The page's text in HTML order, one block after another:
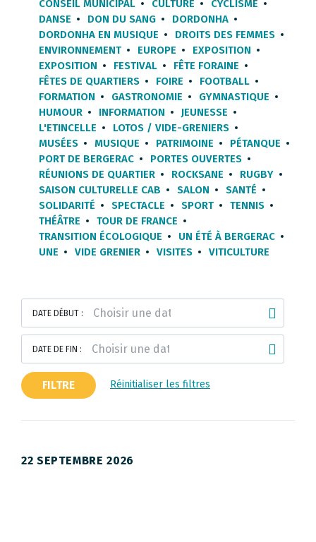
CONSEIL MUNICIPAL
CULTURE
CYCLISME
DANSE
DON DU SANG
DORDONHA
DORDONHA EN MUSIQUE
DROITS DES FEMMES
ENVIRONNEMENT
EUROPE
EXPOSITION
EXPOSITION
FESTIVAL
FÊTE FORAINE
FÊTES DE QUARTIERS
FOIRE
FOOTBALL
FORMATION
GASTRONOMIE
GYMNASTIQUE
HUMOUR
INFORMATION
JEUNESSE
L'ETINCELLE
LOTOS / VIDE-GRENIERS
MUSÉES
MUSIQUE PATRIMOINE
PÉTANQUE
PORT DE BERGERAC
PORTES OUVERTES
RÉUNIONS DE QUARTIER
ROCKSANE
RUGBY
SAISON CULTURELLE CAB
SALON
SANTÉ
SOLIDARITÉ
SPECTACLE SPORT
TENNIS
THÉÂTRE
TOUR DE FRANCE
TRANSITION ÉCOLOGIQUE
UN ÉTÉ À BERGERAC
UNE
VIDE GRENIER VISITES VITICULTURE
DATE DÉBUT :
DATE DE FIN :
FILTRE Réinitialiser les filtres
22 SEPTEMBRE 2026